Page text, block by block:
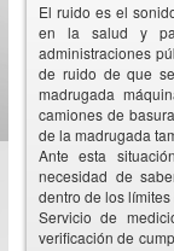
El ruido es el
en la salud y
administraciones
de ruido de que
madrugada
camiones de
de la madrugada
Ante esta
necesidad de
dentro de los
Servicio de
verificación de